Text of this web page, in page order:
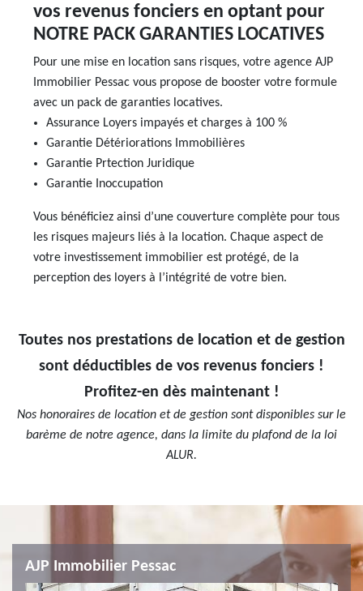
vos revenus fonciers en optant pour
NOTRE PACK GARANTIES LOCATIVES
Pour une mise en location sans risques, votre agence AJP
Immobilier Pessac vous propose de booster votre formule
avec un pack de garanties locatives.
Assurance Loyers impayés et charges à 100 %
Garantie Détériorations Immobilières
Garantie Prtection Juridique
Garantie Inoccupation
Vous bénéficiez ainsi d’une couverture complète pour tous
les risques majeurs liés à la location. Chaque aspect de
votre investissement immobilier est protégé, de la
perception des loyers à l’intégrité de votre bien.
Toutes nos prestations de location et de gestion
sont déductibles de vos revenus fonciers !
Profitez-en dès maintenant !
Nos honoraires de location et de gestion sont disponibles sur le
barème de notre agence, dans la limite du plafond de la loi
ALUR.
AJP Immobilier Pessac